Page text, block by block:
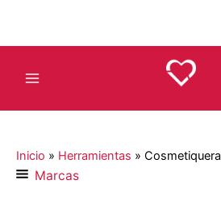
contenido
Inicio » Herramientas » Cosmetiquera
Marcas